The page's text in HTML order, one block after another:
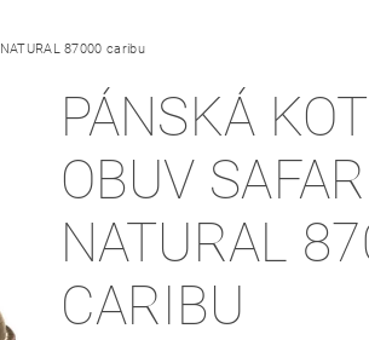
BOTY SENDRA-SENDRA
87000 caribu
PÁNSKÁ
OBUV
NATURAL
CARIBU